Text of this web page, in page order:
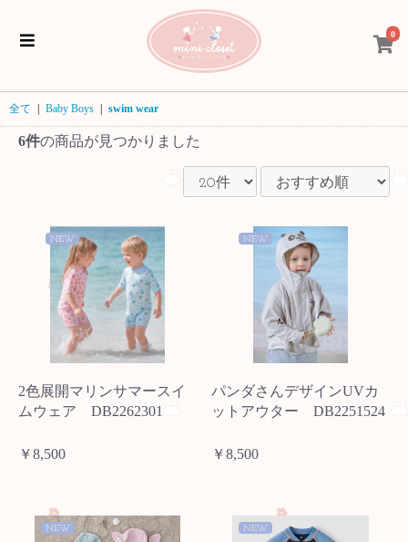
0
全て Baby Boys swim wear
6件の商品が見つかりました
NEW
2色展開マリンサマースイ
ムウェア DB2262301
￥8,500
NEW
パンダさんデザインUVカ
ットアウター DB2251524
￥8,500
NEW NEW